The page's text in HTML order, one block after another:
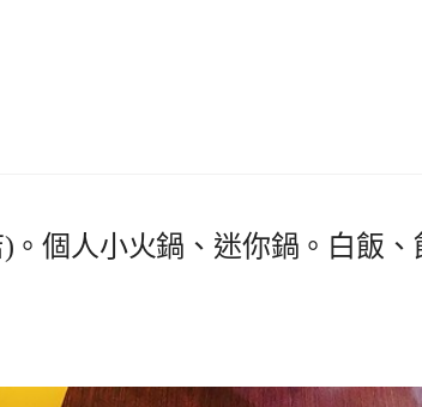
。個人小火鍋、迷你鍋。白飯、